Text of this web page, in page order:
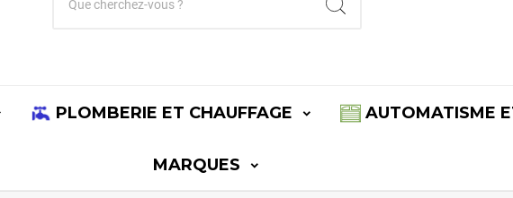
PLOMBERIE ET CHAUFFAGE AUTOMATISME
MARQUES